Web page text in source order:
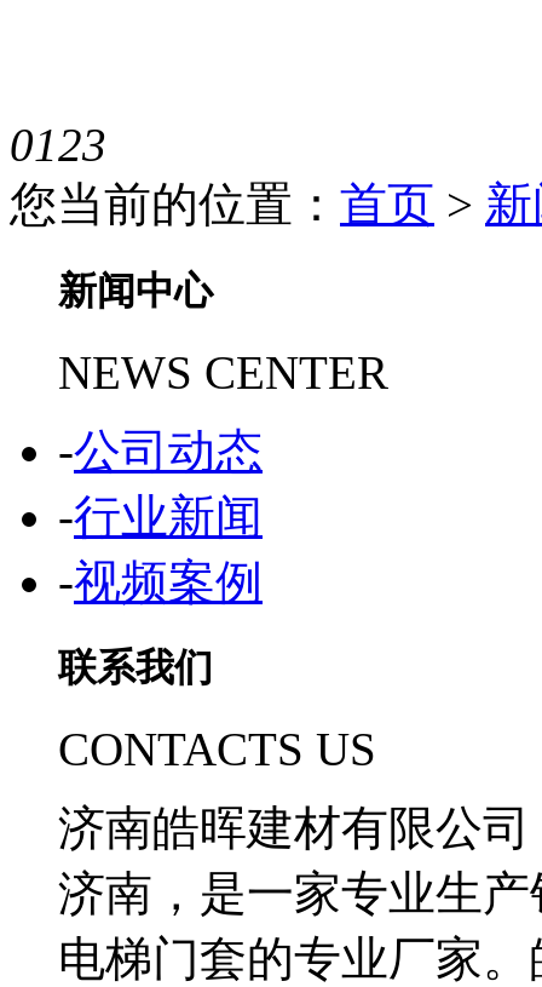
0123
您当前的位置： 首页 >
新闻中心
NEWS CENTER
-公司动态
-行业新闻
-视频案例
联系我们
CONTACTS US
济南皓晖建材有限公
济南，是一家专业生
电梯门套的专业厂家